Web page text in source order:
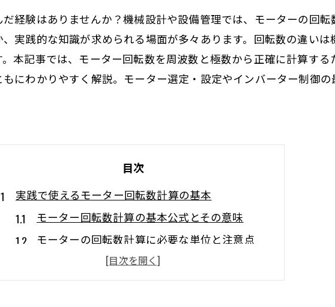
経験はありませんか？機械設計や設備管理では、モーターの回
実践的な知識が求められる場面が多々あります。回転数の違い
本記事では、モーター回転数を周波数と極数から正確に計算する
にわかりやすく解説。モーター選定・設定やインバーター制御
目次
実践で使えるモーター回転数計算の基本
モーター回転数計算の基本公式とその意味
モーターの回転数計算に必要な単位と注意点
モーター回転数rpmの計算方法と使い分け
周波数と極数を使ったモーター回転数の算出法